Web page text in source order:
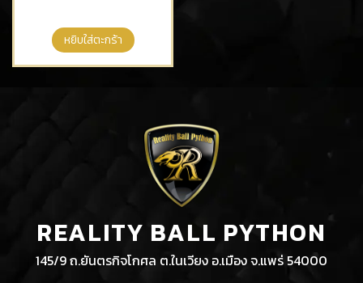
หยิบใส่ตะกร้า
REALITY BALL PYTHON
145/9 ถ.ยันตรกิจโกศล ต.ในเวียง อ.เมือง จ.แพร่ 54000